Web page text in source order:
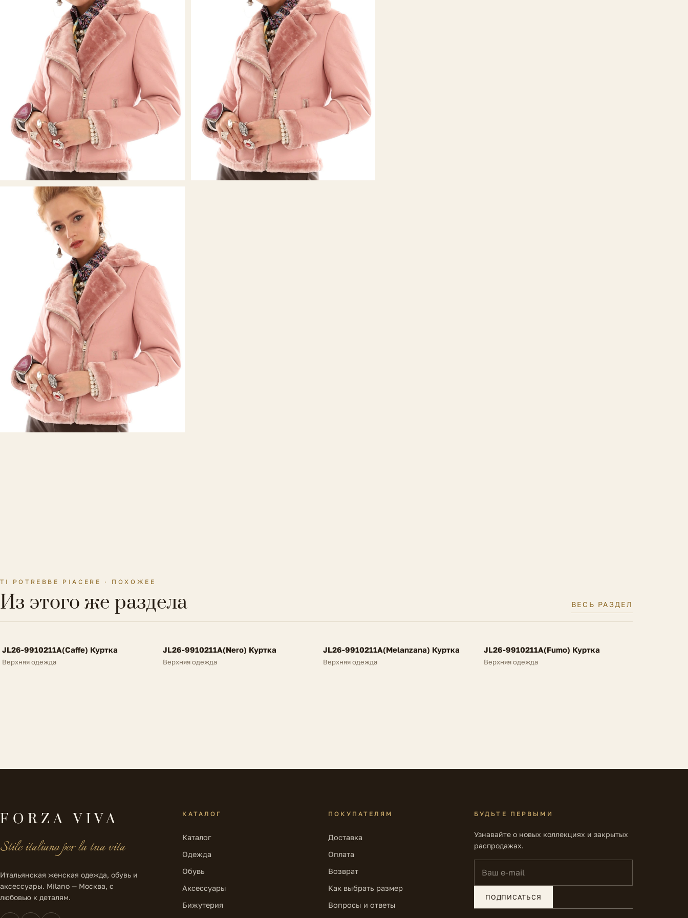
TI POTREBBE PIACERE · ПОХОЖЕЕ
Из этого же раздела ВЕСЬ РАЗДЕЛ
NEW
FV
JL26-9910211A(Caffe) Куртка
Верхняя одежда
NEW
FV
JL26-9910211A(Nero) Куртка
Верхняя одежда
NEW
FV
JL26-9910211A(Melanzana) Куртка
Верхняя одежда
NEW
FV
JL26-9910211A(Fumo) Куртка
Верхняя одежда
FORZA VIVA
Stile italiano per la tua vita
Итальянская женская одежда, обувь и
аксессуары. Milano — Москва, с
любовью к деталям.
КАТАЛОГ
Каталог
Одежда
Обувь
Аксессуары
Бижутерия
ПОКУПАТЕЛЯМ
Доставка
Оплата
Возврат
Как выбрать размер
Вопросы и ответы
БУДЬТЕ ПЕРВЫМИ
Узнавайте о новых коллекциях и закрытых
распродажах.
ПОДПИСАТЬСЯ